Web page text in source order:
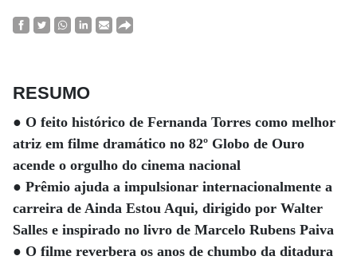
RESUMO
● O feito histórico de Fernanda Torres como melhor
atriz em filme dramático no 82º Globo de Ouro
acende o orgulho do cinema nacional
● Prêmio ajuda a impulsionar internacionalmente a
carreira de Ainda Estou Aqui, dirigido por Walter
Salles e inspirado no livro de Marcelo Rubens Paiva
● O filme reverbera os anos de chumbo da ditadura